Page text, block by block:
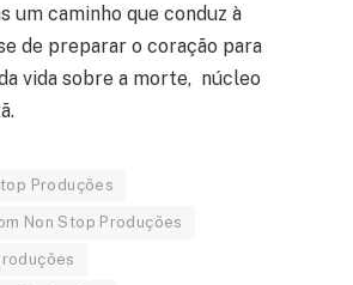
um caminho que conduz à
de preparar o coração para
vida sobre a morte, núcleo
Produções
Non Stop Produções